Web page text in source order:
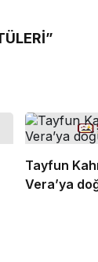
Tayfun
Vera’ya